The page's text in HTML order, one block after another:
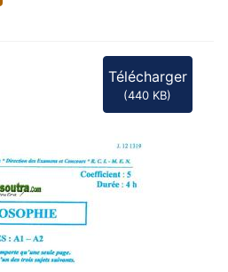
Télécharger
(440 KB)